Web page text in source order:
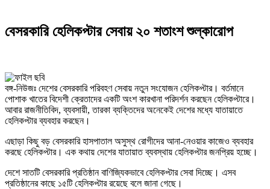
বেসরকারি হেলিকপ্টার সেবায় ২০ শতাংশ শুল্কারোপ
বঙ্গ-নিউজঃ দেশের বেসরকারি পরিবহণ সেবায় নতুন সংযোজন হেলিকপ্টার। বর্তমানে
পোশাক খাতের বিদেশী ক্রেতাদের একটি অংশ কারখানা পরিদর্শন করছেন হেলিকপ্টারে।
আবার রাজনীতিবিদ, ব্যবসায়ী, তারকা ব্যক্তিদের অনেকেই দেশের মধ্যে যাতায়াতে
হেলিকপ্টার ব্যবহার করছেন।
এছাড়া কিছু বড় বেসরকারি হাসপাতাল অসুস্থ রোগীদের আনা-নেওয়ার কাজেও ব্যবহার
করছে হেলিকপ্টার। এক কথায় দেশের যাতায়াত ব্যবস্থায় হেলিকপ্টার জনপ্রিয় হচ্ছে।
দেশে সাতটি বেসরকারি প্রতিষ্ঠান বাণিজ্যিকভাবে হেলিকপ্টার সেবা দিচ্ছে। এসব
প্রতিষ্ঠানের কাছে ১৫টি হেলিকপ্টার রয়েছে বলে জানা গেছে।